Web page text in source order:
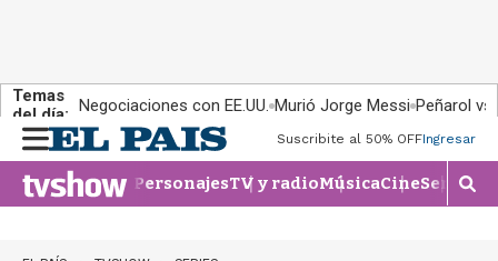
Temas
del día: Negociaciones con EE.UU. Murió Jorge Messi Peñarol
n
u
Suscribite al 50% OFFIngresar
PersonajesTV y radioMúsicaCineSeries
M
o